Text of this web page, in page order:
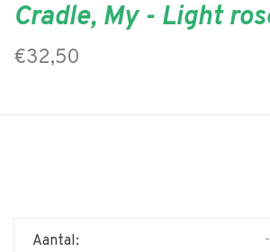
Cradle, My - Light
€32,50
Aantal: -